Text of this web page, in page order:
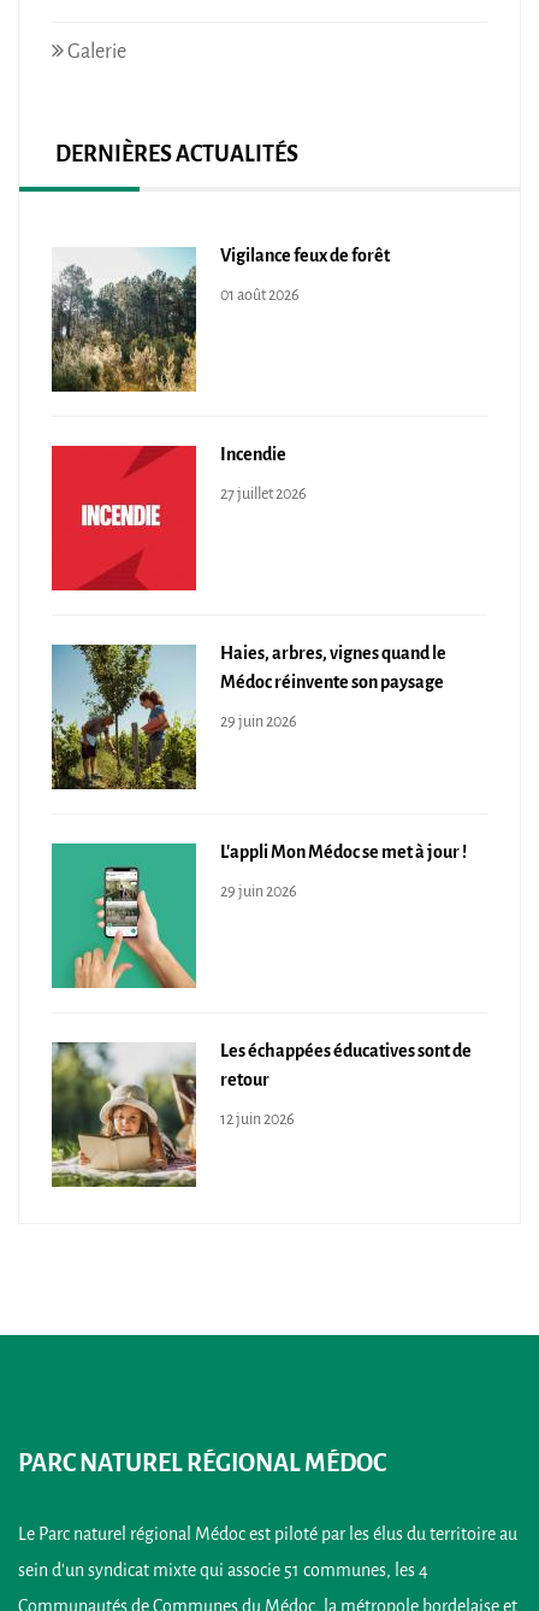
Galerie
DERNIÈRES ACTUALITÉS
Vigilance feux de forêt
01 août 2026
Incendie
27 juillet 2026
Haies, arbres, vignes quand le
Médoc réinvente son paysage
29 juin 2026
L'appli Mon Médoc se met à jour !
29 juin 2026
Les échappées éducatives sont de
retour
12 juin 2026
PARC NATUREL RÉGIONAL MÉDOC
Le Parc naturel régional Médoc est piloté par les élus du territoire au
sein d’un syndicat mixte qui associe 51 communes, les 4